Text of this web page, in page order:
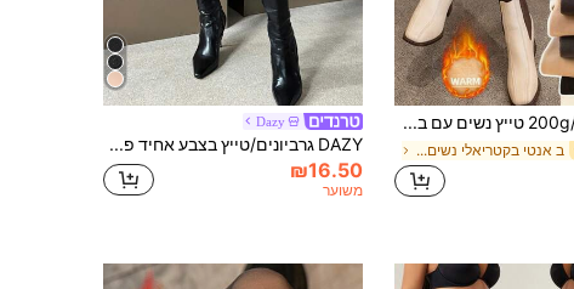
200g/80g טייץ נשים עם בטנה תרמית, עבה ומחמם, מכנסיים חמים לאביב, סתיו וחורף, שכבה בסיסית, גרביים שחורים שקופים מלאכותיים, יוצרים אפקט של רגליים חשופות, מתאים ללבישה בחוץ
ב אנטי בקטריאלי נשים גרביונים
Dazy
DAZY גרביונים/טייץ בצבע אחיד פשוט יומיומי לנשים, סתיו, חורף
₪16.50
משוער